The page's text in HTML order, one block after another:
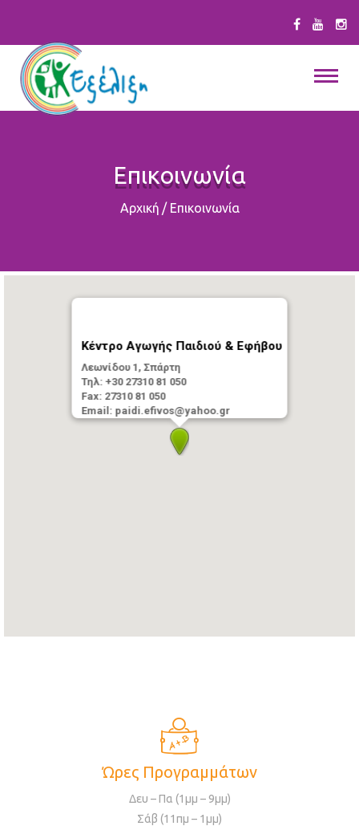
Επικοινωνία
Αρχική /Επικοινωνία
Κέντρο Αγωγής Παιδιού & Εφήβου
Λεωνίδου 1, Σπάρτη
Τηλ: +30 27310 81 050
Fax: 27310 81 050
Email: paidi.efivos@yahoo.gr
Ώρες Προγραμμάτων
Δευ – Πα (1μμ – 9μμ)
Σάβ (11πμ – 1μμ)